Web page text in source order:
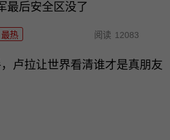
最后安全区没了
最热 阅读 12083
卢拉让世界看清谁才是真朋友